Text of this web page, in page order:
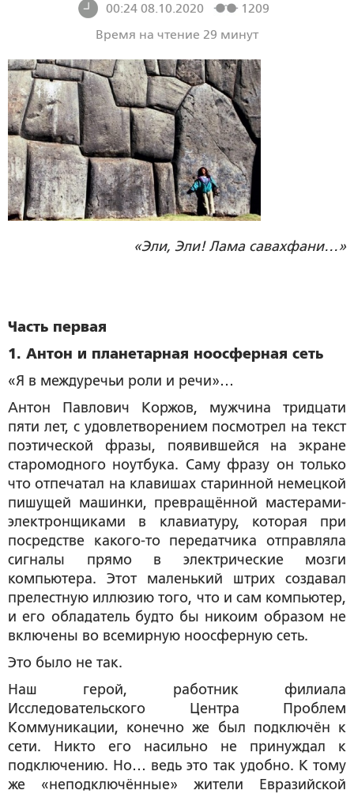
00:24 08.10.2020
1209
Время на чтение 29 минут
«Эли, Эли! Лама савахфани…»
Часть первая
1. Антон и планетарная ноосферная сеть
«Я в междуречьи роли и речи»…
Антон Павлович Коржов, мужчина тридцати
пяти лет, с удовлетворением посмотрел на текст
поэтической фразы, появившейся на экране
старомодного ноутбука. Саму фразу он только
что отпечатал на клавишах старинной немецкой
пишущей машинки, превращённой мастерами-
электронщиками в клавиатуру, которая при
посредстве какого-то передатчика отправляла
сигналы прямо в электрические мозги
компьютера. Этот маленький штрих создавал
прелестную иллюзию того, что и сам компьютер,
и его обладатель будто бы никоим образом не
включены во всемирную ноосферную сеть.
Это было не так.
Наш герой, работник филиала
Исследовательского Центра Проблем
Коммуникации, конечно же был подключён к
сети. Никто его насильно не принуждал к
подключению. Но… ведь это так удобно. К тому
же «неподключённые» жители Евразийской